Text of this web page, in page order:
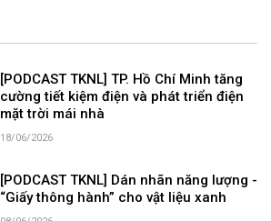
[PODCAST TKNL] TP. Hồ Chí Minh tăng
cường tiết kiệm điện và phát triển điện
mặt trời mái nhà
18/06/2026
[PODCAST TKNL] Dán nhãn năng lượng -
“Giấy thông hành” cho vật liệu xanh